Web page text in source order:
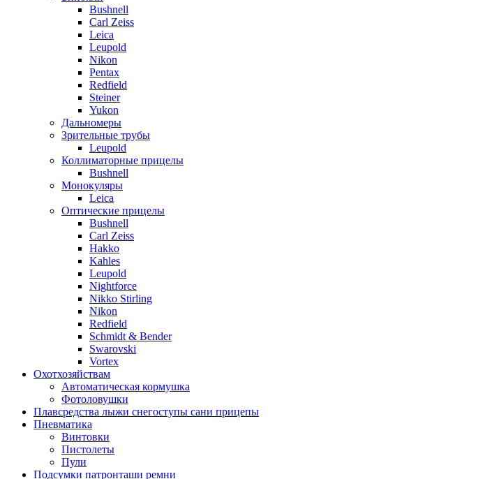
Bushnell
Carl Zeiss
Leica
Leupold
Nikon
Pentax
Redfield
Steiner
Yukon
Дальномеры
Зрительные трубы
Leupold
Коллиматорные прицелы
Bushnell
Монокуляры
Leica
Оптические прицелы
Bushnell
Carl Zeiss
Hakko
Kahles
Leupold
Nightforce
Nikko Stirling
Nikon
Redfield
Schmidt & Bender
Swarovski
Vortex
Охотхозяйствам
Автоматическая кормушка
Фотоловушки
Плавсредства лыжи снегоступы сани прицепы
Пневматика
Винтовки
Пистолеты
Пули
Подсумки патронташи ремни